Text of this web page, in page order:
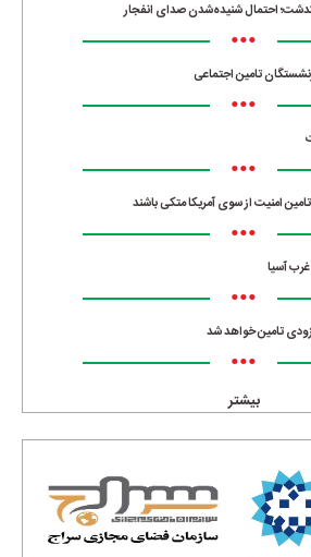
احتمال شنیده‌شدن صدای انفجار
•••
تامین اجتماعی
•••
•••
امنیت از سوی آمریکا متکی باشند
•••
آسیا
•••
زودی تامین خواهد شد
•••
بیشتر